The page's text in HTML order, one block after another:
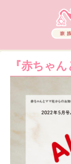
『赤ちゃ